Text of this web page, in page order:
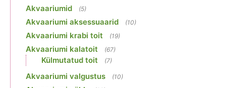
Akvaariumid (5)
Akvaariumi aksessuaarid (10)
Akvaariumi krabi toit (19)
Akvaariumi kalatoit (67)
Külmutatud toit (7)
Akvaariumi valgustus (10)